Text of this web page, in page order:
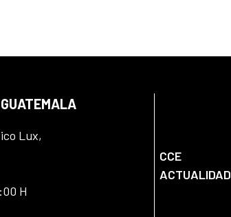
Lux,
H
CCE
ACTUALIDAD